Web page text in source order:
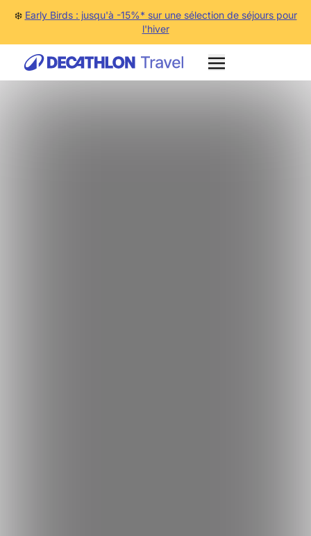
❄️ Early Birds : jusqu'à -15%* sur une sélection de séjours pour
l'hiver